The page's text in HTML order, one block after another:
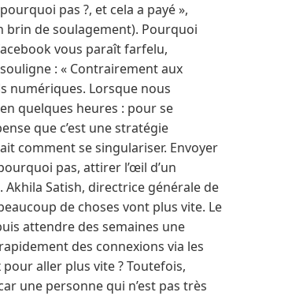
pas ?, et cela a payé »,
brin de soulagement). Pourquoi
vous paraît farfelu,
: « Contrairement aux
numériques. Lorsque nous
quelques heures : pour se
que c’est une stratégie
comment se singulariser. Envoyer
pas, attirer l’œil d’un
Satish, directrice générale de
de choses vont plus vite. Le
attendre des semaines une
des connexions via les
aller plus vite ? Toutefois,
une personne qui n’est pas très